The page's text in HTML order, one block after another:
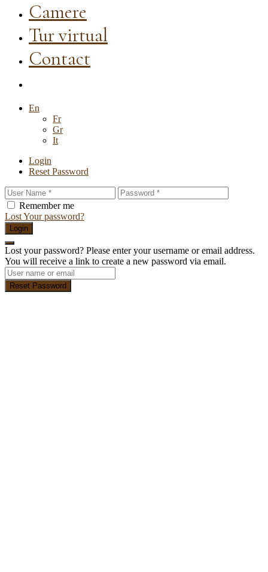
Camere
Tur virtual
Contact
En
Fr
Gr
It
Login
Reset Password
Remember me
Lost Your password?
Login
Lost your password? Please enter your username or email address.
You will receive a link to create a new password via email.
Reset Password